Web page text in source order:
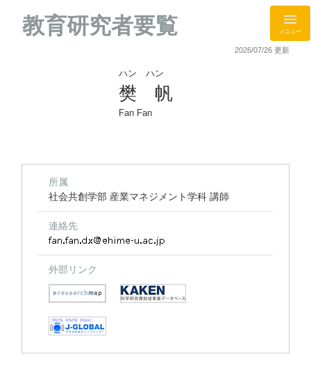
教育研究者要覧 メニュー
2026/07/26 更新
ハン ハン
樊 帆
Fan Fan
所属
社会共創学部 産業マネジメント学科 講師
連絡先
外部リンク